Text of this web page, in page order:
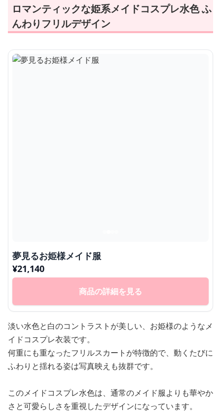
ロマンティックな姫系メイドコスプレ水色 ふ
んわりフリルデザイン
夢見るお姫様メイド服
¥21,140
商品の詳細を見る
淡い水色と白のコントラストが美しい、お姫様のようなメ
イドコスプレ衣装です。
何重にも重なったフリルスカートが特徴的で、動くたびに
ふわりと揺れる姿は写真映えも抜群です。
このメイドコスプレ水色は、通常のメイド服よりも華やか
さと可愛らしさを重視したデザインになっています。